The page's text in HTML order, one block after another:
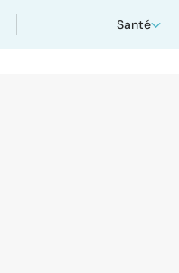
Santé